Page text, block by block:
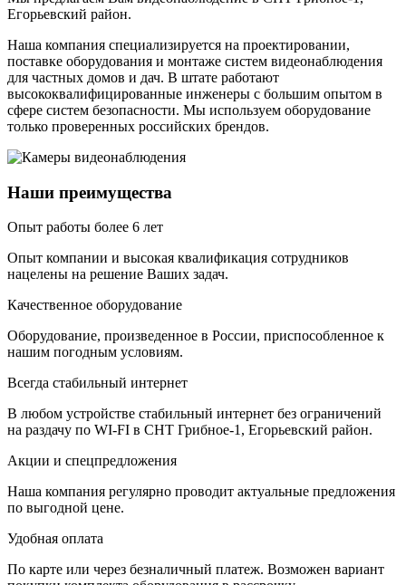
Егорьевский район.
Наша компания специализируется на проектировании,
поставке оборудования и монтаже систем видеонаблюдения
для частных домов и дач. В штате работают
высококвалифицированные инженеры с большим опытом в
сфере систем безопасности. Мы используем оборудование
только проверенных российских брендов.
Наши преимущества
Опыт работы более 6 лет
Опыт компании и высокая квалификация сотрудников
нацелены на решение Ваших задач.
Качественное оборудование
Оборудование, произведенное в России, приспособленное к
нашим погодным условиям.
Всегда стабильный интернет
В любом устройстве стабильный интернет без ограничений
на раздачу по WI-FI в СНТ Грибное-1, Егорьевский район.
Акции и спецпредложения
Наша компания регулярно проводит актуальные предложения
по выгодной цене.
Удобная оплата
По карте или через безналичный платеж. Возможен вариант